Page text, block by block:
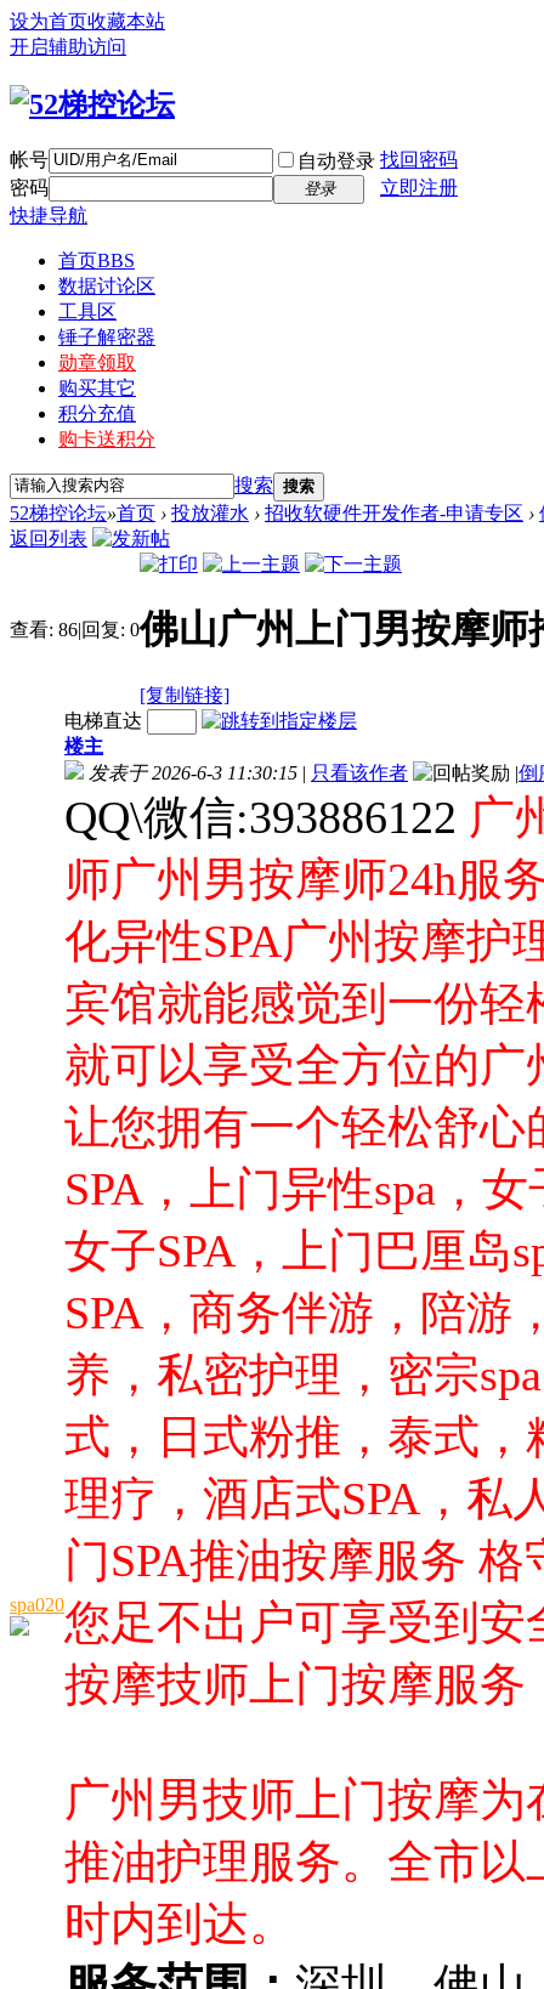
设为首页收藏本站
开启辅助访问
帐号 自动登录 找回密码
密码
登录
立即注册
快捷导航
首页BBS
数据讨论区
工具区
锤子解密器
勋章领取
购买其它
积分充值
购卡送积分
搜索 搜索
52梯控论坛»首页 › 投放灌水 › 招收软硬件开发作者-申请专区 ›
返回列表
查看: 86|回复: 0佛山广州上门男按摩师
[复制链接]
spa020
电梯直达
楼主
发表于 2026-6-3 11:30:15 | 只看该作者 |倒
QQ\微信:393886122 广
师广州男按摩师24h服
化异性SPA广州按摩护
宾馆就能感觉到一份
就可以享受全方位的
让您拥有一个轻松舒
SPA，上门异性spa，
女子SPA，上门巴厘岛
SPA，商务伴游，陪游
养，私密护理，密宗
式，日式粉推，泰式，
理疗，酒店式SPA，私
门SPA推油按摩服务
您足不出户可享受到
按摩技师上门按摩服务
广州男技师上门按摩为
推油护理服务。全市
时内到达。